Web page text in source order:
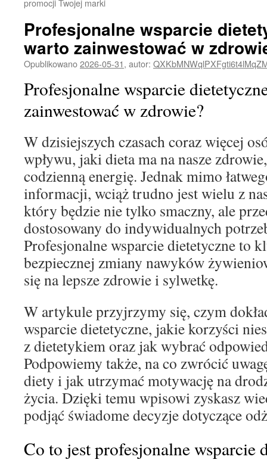
promocji Twojej marki
Profesjonalne wsparcie
warto zainwestować w
Opublikowano2026-05-31, autor:
Profesjonalne wsparcie
zainwestować w zdrowie?
W dzisiejszych czasach coraz więcej
wpływu, jaki dieta ma na nasze
codzienną energię. Jednak mimo
informacji, wciąż trudno jest wielu z
który będzie nie tylko smaczny, ale
dostosowany do indywidualnych
Profesjonalne wsparcie dietetyczne to
bezpiecznej zmiany nawyków
się na lepsze zdrowie i sylwetkę.
W artykule przyjrzymy się, czym
wsparcie dietetyczne, jakie korzyści
z dietetykiem oraz jak wybrać
Podpowiemy także, na co zwrócić
diety i jak utrzymać motywację na
życia. Dzięki temu wpisowi zyskasz
podjąć świadome decyzje dotyczące
Co to jest profesjonalne wsparcie